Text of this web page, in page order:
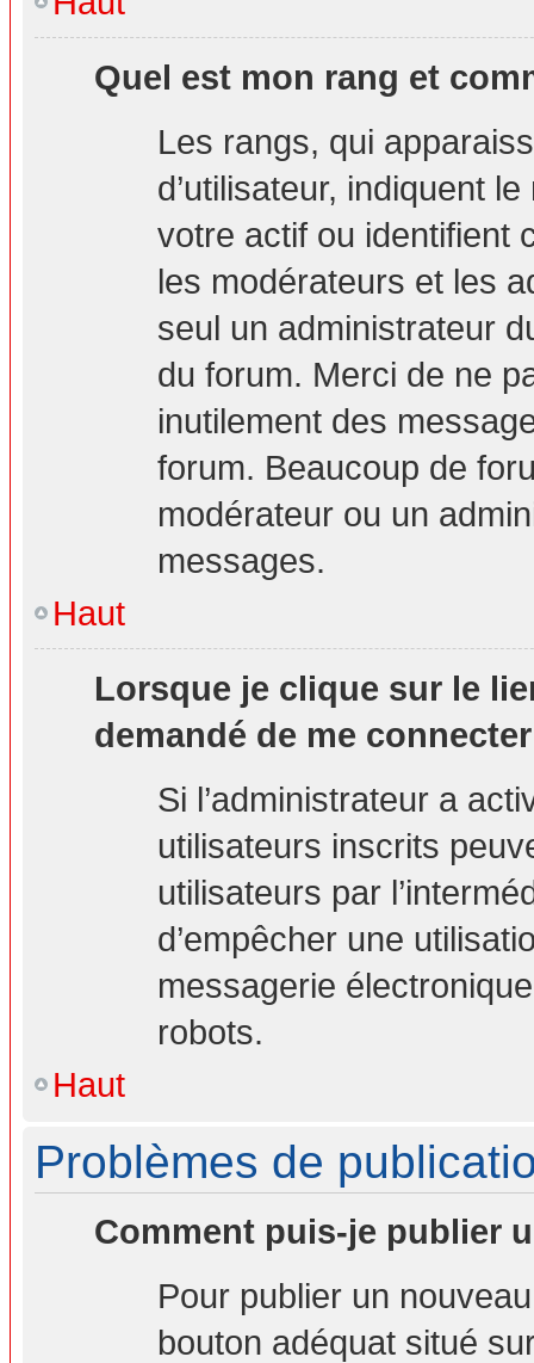
Quel est mon rang et
Les rangs, qui
d’utilisateur, indiquent
votre actif ou identifient
les modérateurs et les
seul un administrateur
du forum. Merci de ne
inutilement des
forum. Beaucoup de
modérateur ou un
messages.
Haut
Lorsque je clique sur le
demandé de me
Si l’administrateur a
utilisateurs inscrits
utilisateurs par
d’empêcher une
messagerie
robots.
Haut
Problèmes de
Comment puis-je publier
Pour publier un
bouton adéquat situé